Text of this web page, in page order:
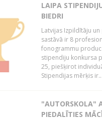
LAIPA
BIEDRI
Latvijas Izpildītāju
sastāvā ir 8
fonogrammu
stipendiju konkursa
25, piešķirot
Stipendijas mērķis
"AUTORSKOLA"
PIEDALĪTIES